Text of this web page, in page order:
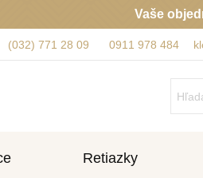
Vaše
(032) 771 28 09 0911 978 484
Retiazky